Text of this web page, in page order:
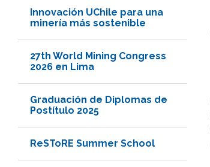
Innovación UChile para una
minería más sostenible
27th World Mining Congress
2026 en Lima
Graduación de Diplomas de
Postítulo 2025
ReSToRE Summer School